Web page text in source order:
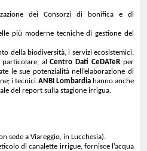
dei Consorzi di bonifica e di
più moderne tecniche di gestione del
della biodiversità, i servizi ecosistemici,
particolare, alCentro Dati CeDATeR per
le sue potenzialità nell’elaborazione di
i tecnici ANBI Lombardiahanno anche
del report sulla stagione irrigua.
sede a Viareggio, in Lucchesia).
di canalette irrigue, fornisce l’acqua